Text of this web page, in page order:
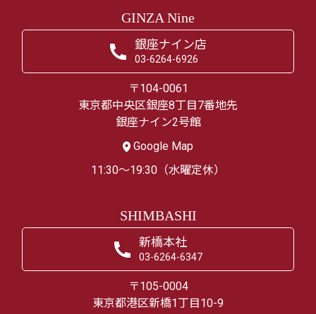
GINZA Nine
銀座ナイン店
03-6264-6926
〒104-0061
東京都中央区銀座8丁目7番地先
銀座ナイン2号館
Google Map
11:30～19:30（水曜定休）
SHIMBASHI
新橋本社
03-6264-6347
〒105-0004
東京都港区新橋1丁目10-9